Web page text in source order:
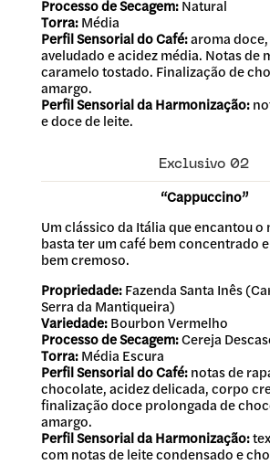
Processo de Secagem:Natural
Torra:Média
Perfil Sensorial do Café:aroma
aveludado e acidez média. Notas de
caramelo tostado. Finalização de
amargo.
Perfil Sensorial da Harmonização:
e doce de leite.
Exclusivo 02
“Cappuccino”
Um clássico da Itália que encantou
basta ter um café bem concentrado
bem cremoso.
Propriedade:Fazenda Santa Inês
Serra da Mantiqueira)
Variedade:Bourbon Vermelho
Processo de Secagem:Cereja
Torra:Média Escura
Perfil Sensorial do Café:notas de
chocolate, acidez delicada, corpo
finalização doce prolongada de
amargo.
Perfil Sensorial da Harmonização:
com notas de leite condensado e